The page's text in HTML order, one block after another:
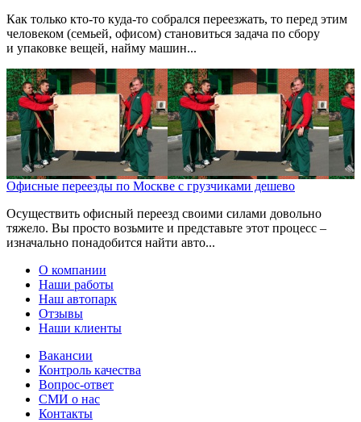
Как только кто-то куда-то собрался переезжать, то перед этим
человеком (семьей, офисом) становиться задача по сбору
и упаковке вещей, найму машин...
Офисные переезды по Москве с грузчиками дешево
Осуществить офисный переезд своими силами довольно
тяжело. Вы просто возьмите и представьте этот процесс –
изначально понадобится найти авто...
О компании
Наши работы
Наш автопарк
Отзывы
Наши клиенты
Вакансии
Контроль качества
Вопрос-ответ
СМИ о нас
Контакты